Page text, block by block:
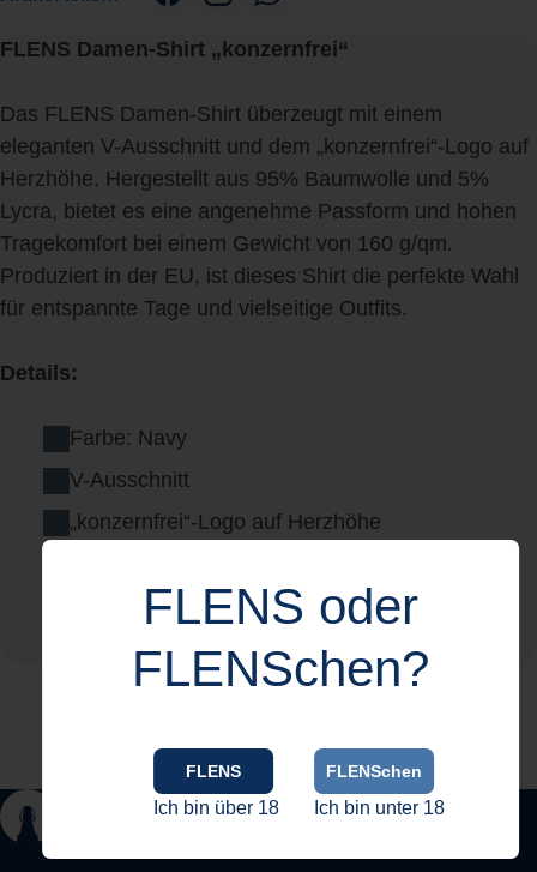
FLENS oder
FLENSchen?
FLENS
Ich bin über 18
FLENSchen
Ich bin unter 18
FLENS Damen-Shirt „konzernfrei“
Das FLENS Damen-Shirt überzeugt mit einem
eleganten V-Ausschnitt und dem „konzernfrei“-Logo auf
Herzhöhe. Hergestellt aus 95% Baumwolle und 5%
Lycra, bietet es eine angenehme Passform und hohen
Tragekomfort bei einem Gewicht von 160 g/qm.
Produziert in der EU, ist dieses Shirt die perfekte Wahl
für entspannte Tage und vielseitige Outfits.
Details:
Farbe: Navy
V-Ausschnitt
„konzernfrei“-Logo auf Herzhöhe
Gewicht: 160 g/qm
Hergestellt in der EU